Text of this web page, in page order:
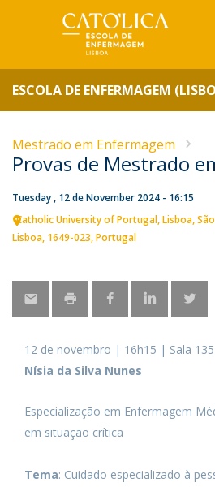
ESCOLA DE ENFERMAGEM
Mestrado em Enfermagem
Provas de Mestrado
Tuesday , 12 de November 2024 - 16:15
Catholic University of Portugal Lisboa
Lisboa 1649-023 Portugal
12 de novembro | 16h15 | Sala 135
Nísia da Silva Nunes
Especialização em Enfermagem
em situação crítica
Tema: Cuidado especializado à